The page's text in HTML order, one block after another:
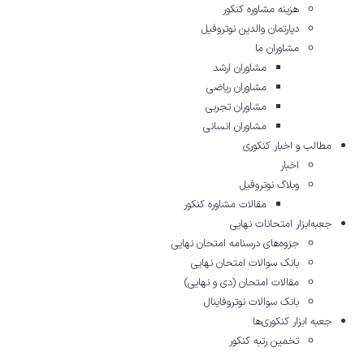
هزینه مشاوره کنکور
دپارتمان والدین نوتروفیل
مشاوران ما
مشاوران ارشد
مشاوران ریاضی
مشاوران تجربی
مشاوران انسانی
مطالب و اخبار کنکوری
اخبار
وبلاگ نوتروفیل
مقالات مشاوره‌ کنکور
جعبه‌ابزار امتحانات نهایی
جزوه‌های درسنامه امتحان نهایی
بانک سوالات امتحان نهایی
مقالات امتحان (دی و نهایی)
بانک سوالات نوتروفاینال
جعبه ابزار کنکوری‌ها
تخمین رتبه کنکور